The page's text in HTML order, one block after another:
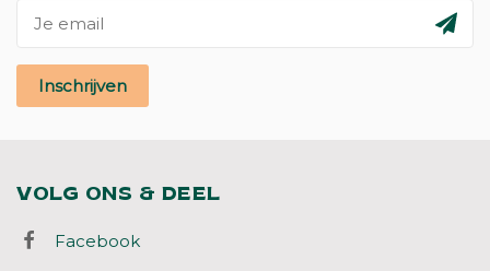
Inschrijven
VOLG ONS & DEEL
Facebook